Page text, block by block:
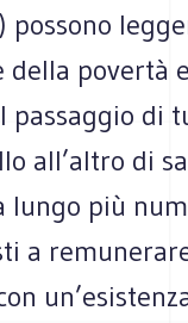
della povertà
passaggio di
all’altro di
lungo più
a